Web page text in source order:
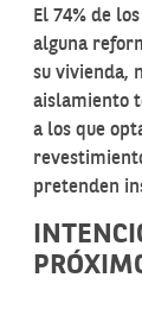
El 74% de
alguna
su vivienda,
aislamiento
a los que
pretenden